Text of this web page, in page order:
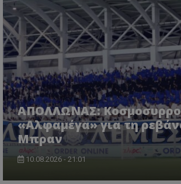
ΑΠΟΛΛΩΝΑΣ:
«Αλφαμέγα» για τη
Μπραν
10.08.2026 - 21:01